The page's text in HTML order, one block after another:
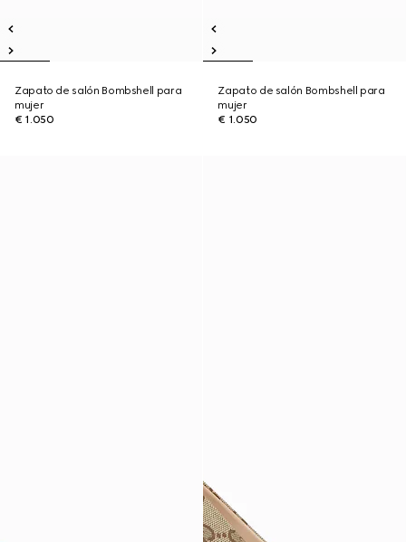
Zapato de salón Bombshell para
mujer
€ 1.050
Zapato de salón Bombshell para
mujer
€ 1.050